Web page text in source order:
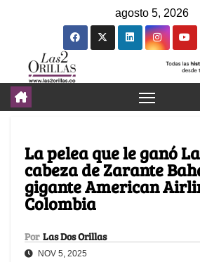
agosto 5, 2026
La pelea que le ganó
cabeza de Zarante
gigante American
Colombia
Por Las Dos Orillas
NOV 5, 2025